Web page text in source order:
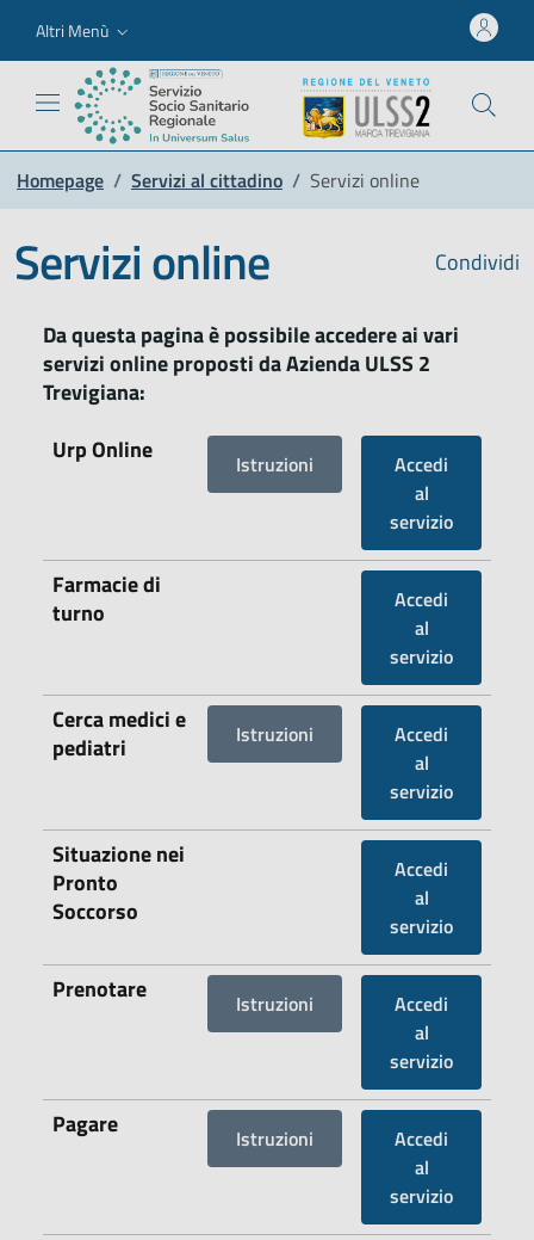
Altri Menù
Homepage / Servizi al cittadino / Servizi online
Condividi
Servizi online
Da questa pagina è possibile accedere ai vari
servizi online proposti da Azienda ULSS 2
Trevigiana:
Urp Online
Istruzioni
Accedi
al
servizio
Farmacie di
turno
Accedi
al
servizio
Cerca medici e
pediatri
Istruzioni
Accedi
al
servizio
Situazione nei
Pronto
Soccorso
Accedi
al
servizio
Prenotare Istruzioni
Accedi
al
servizio
Pagare Istruzioni
Accedi
al
servizio